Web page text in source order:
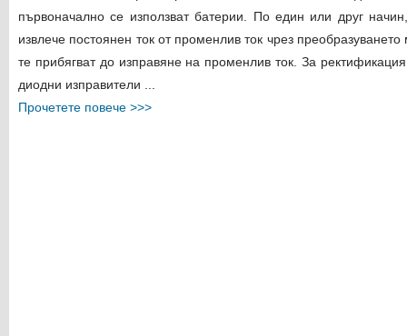
първоначално се използват батерии. По един или друг
извлече постоянен ток от променлив ток чрез
те прибягват до изправяне на променлив ток. За
диодни изправители ...
Прочетете повече >>>